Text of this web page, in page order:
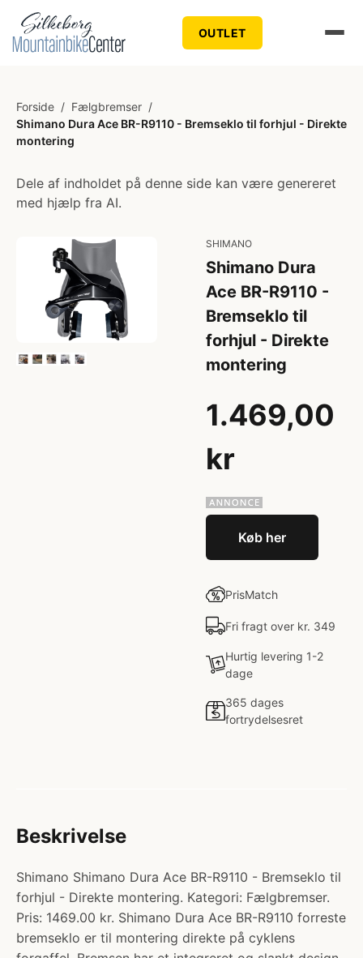
OUTLET
Forside / Fælgbremser /
Shimano Dura Ace BR-R9110 - Bremseklo til forhjul - Direkte
montering
Dele af indholdet på denne side kan være genereret
med hjælp fra AI.
SHIMANO
Shimano Dura
Ace BR-R9110 -
Bremseklo til
forhjul - Direkte
montering
1.469,00
kr
Køb her
PrisMatch
Fri fragt over kr. 349
Hurtig levering 1-2
dage
365 dages
fortrydelsesret
Beskrivelse
Shimano Shimano Dura Ace BR-R9110 - Bremseklo til
forhjul - Direkte montering. Kategori: Fælgbremser.
Pris: 1469.00 kr. Shimano Dura Ace BR-R9110 forreste
bremseklo er til montering direkte på cyklens